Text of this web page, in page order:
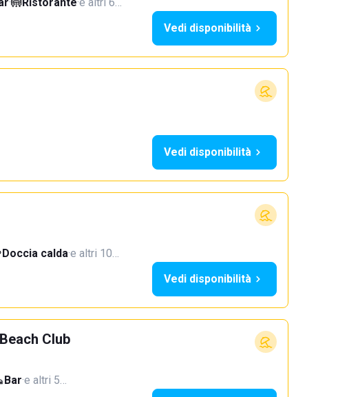
Vedi disponibilità
Vedi disponibilità
Doccia calda·e altri 10…
Vedi disponibilità
Club
Bar·e altri 5…